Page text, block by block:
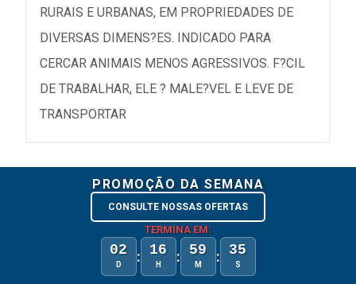
RURAIS E URBANAS, EM PROPRIEDADES DE
DIVERSAS DIMENS?ES. INDICADO PARA
CERCAR ANIMAIS MENOS AGRESSIVOS. F?CIL
DE TRABALHAR, ELE ? MALE?VEL E LEVE DE
TRANSPORTAR
PROMOÇÃO DA SEMANA
CONSULTE NOSSAS OFERTAS
TERMINA EM:
02
D : 16
H : 59
M : 35
S